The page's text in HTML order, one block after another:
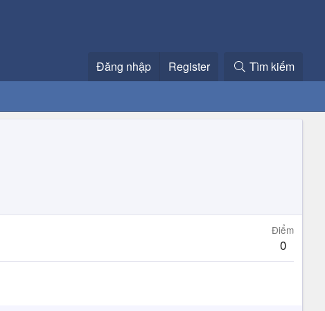
Đăng nhập Register Tìm kiếm
Điểm
0